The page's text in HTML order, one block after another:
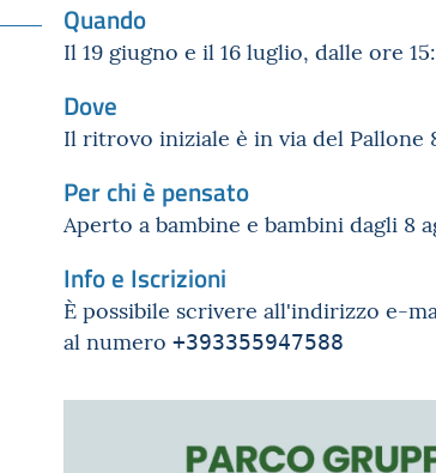
Quando
Il 19 giugno e il 16 luglio, dalle ore
Dove
Il ritrovo iniziale è in via del Pallone
Per chi è pensato
Aperto a bambine e bambini dagli 8
Info e Iscrizioni
È possibile scrivere all'indirizzo e-
al numero +393355947588